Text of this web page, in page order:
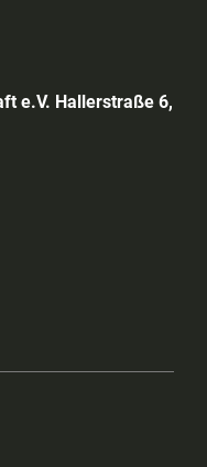
e.V. Hallerstraße 6,